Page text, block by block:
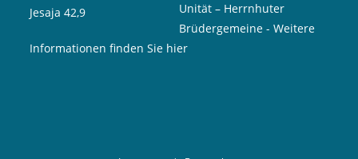
Jesaja 42,9
Unität – Herrnhuter
Brüdergemeine - Weitere
Informationen finden Sie hier